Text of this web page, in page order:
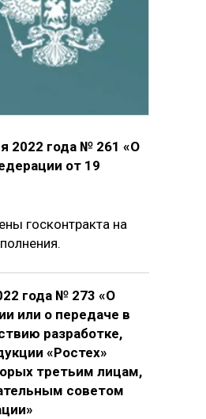
2022 года № 261 «О
от 19
госконтракта на
года № 273 «О
или о передаче в
разработке,
«Ростех»
третьим лицам,
советом